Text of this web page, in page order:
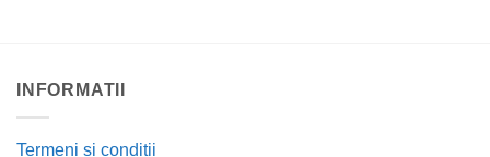
INFORMATII
Termeni si conditii